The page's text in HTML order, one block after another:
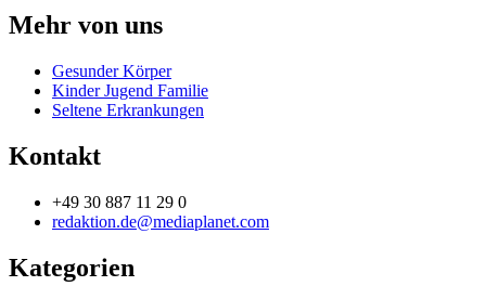
Mehr von uns
Gesunder Körper
Kinder Jugend Familie
Seltene Erkrankungen
Kontakt
+49 30 887 11 29 0
redaktion.de@mediaplanet.com
Kategorien